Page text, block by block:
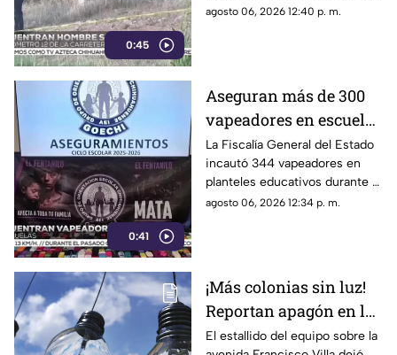
0:45
volante
un puente a la altura del
agosto 06, 2026 12:40 p. m.
0:41
Aseguran más de 300
vapeadores en escuelas
de Chihuahua; detectan
dispositivo wax
La Fiscalía General del Estado
incautó 344 vapeadores en
planteles educativos durante el
ciclo escolar 2025-2026; 36
agosto 06, 2026 12:34 p. m.
¡Más colonias sin luz!
Reportan apagón en la
zona de Altavista tras
El estallido del equipo sobre la